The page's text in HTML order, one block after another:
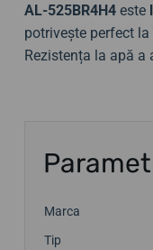
AL-525BR4H4 este
potrivește perfect
Rezistența la apă a
Marca
Tip